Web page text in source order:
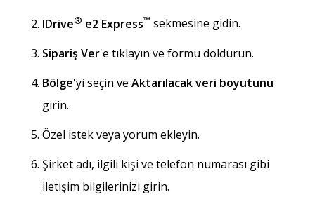
IDrive® e2 Express™ sekmesine gidin.
Sipariş Ver'e tıklayın ve formu doldurun.
Bölge'yi seçin ve Aktarılacak veri boyutunu
girin.
Özel istek veya yorum ekleyin.
Şirket adı, ilgili kişi ve telefon numarası gibi
iletişim bilgilerinizi girin.